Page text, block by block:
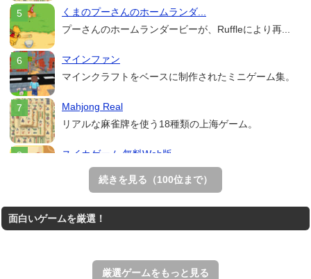
くまのプーさんのホームランダ...
プーさんのホームランダービーが、Ruffleにより再...
マインファン
マインクラフトをベースに制作されたミニゲーム集。
Mahjong Real
リアルな麻雀牌を使う18種類の上海ゲーム。
スイカゲーム 無料Web版
スイカゲームをスクラッチで再現した無料Web版。
王国を構築していく放置系のシミュレーションゲーム。
すべての矢印を画面外へ導くパズルゲーム。
続きを見る（100位まで）
面白いゲームを厳選！
厳選ゲームをもっと見る